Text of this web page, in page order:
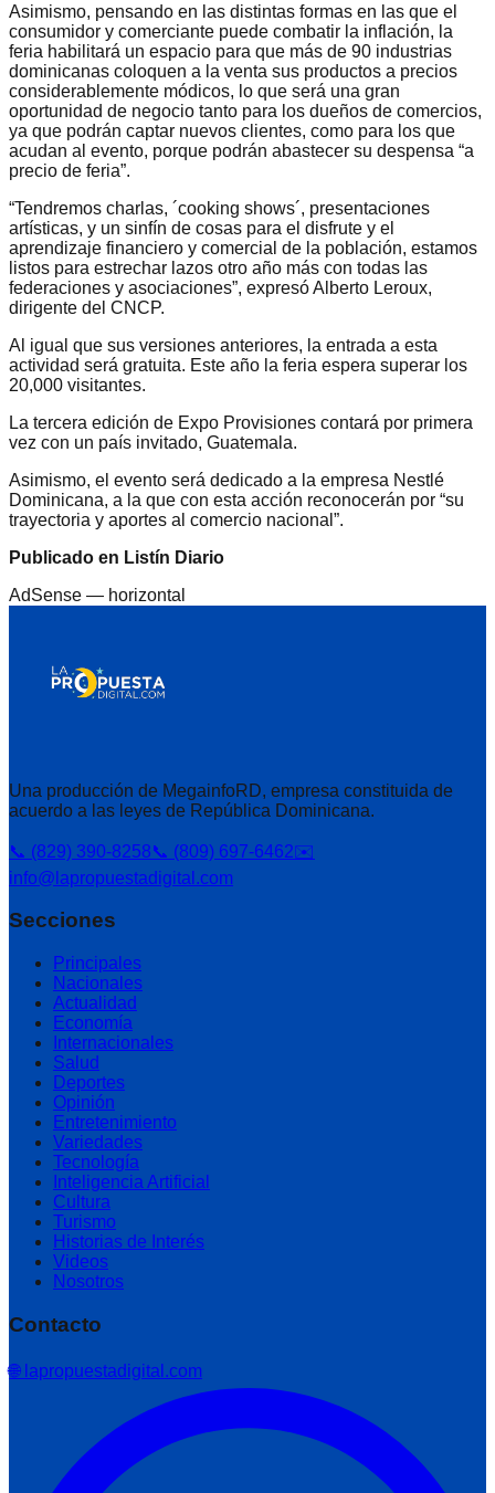
Asimismo, pensando en las distintas formas en las que el
consumidor y comerciante puede combatir la inflación, la
feria habilitará un espacio para que más de 90 industrias
dominicanas coloquen a la venta sus productos a precios
considerablemente módicos, lo que será una gran
oportunidad de negocio tanto para los dueños de comercios,
ya que podrán captar nuevos clientes, como para los que
acudan al evento, porque podrán abastecer su despensa “a
precio de feria”.
“Tendremos charlas, ´cooking shows´, presentaciones
artísticas, y un sinfín de cosas para el disfrute y el
aprendizaje financiero y comercial de la población, estamos
listos para estrechar lazos otro año más con todas las
federaciones y asociaciones”, expresó Alberto Leroux,
dirigente del CNCP.
Al igual que sus versiones anteriores, la entrada a esta
actividad será gratuita. Este año la feria espera superar los
20,000 visitantes.
La tercera edición de Expo Provisiones contará por primera
vez con un país invitado, Guatemala.
Asimismo, el evento será dedicado a la empresa Nestlé
Dominicana, a la que con esta acción reconocerán por “su
trayectoria y aportes al comercio nacional”.
Publicado en Listín Diario
AdSense — horizontal
Una producción de MegainfoRD, empresa constituida de
acuerdo a las leyes de República Dominicana.
📞 (829) 390-8258📞 (809) 697-6462✉️
info@lapropuestadigital.com
Secciones
Principales
Nacionales
Actualidad
Economía
Internacionales
Salud
Deportes
Opinión
Entretenimiento
Variedades
Tecnología
Inteligencia Artificial
Cultura
Turismo
Historias de Interés
Videos
Nosotros
Contacto
🌐 lapropuestadigital.com